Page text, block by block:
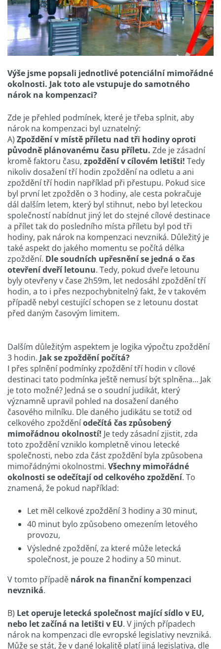
Výše jsme popsali jednotlivé potenciální mimořádné
okolnosti. Jak toto ale vstupuje do samotného
nárok na kompenzaci?
Zde je přehled podmínek, které je třeba splnit, aby
nárok na kompenzaci byl uznatelný:
A) Zpoždění v místě příletu nad tři hodiny oproti
původně plánovanému času příletu. Zde je zásadní
kromě faktoru času, zpoždění v cílovém letišti! Tedy
nikoliv dosažení tří hodin zpoždění na odletu a ani
zpoždění tří hodin například při přestupu. Pokud sice
byl první let zpožděn o 3 hodiny, ale cesta pokračuje
dál dalším letem, který byl stihnut, nebo byl leteckou
společností nabídnut jiný let do stejné cílové destinace
a přílet tak do posledního místa příletu byl pod tři
hodiny, pak nárok na kompenzaci nevzniká. Důležitý je
také aspekt do jakého momentu se počítá délka
zpoždění. Dle soudních upřesnění se jedná o čas
otevření dveří letounu. Tedy, pokud dveře letounu
byly otevřeny v čase 2h59m, let nedosáhl zpoždění tří
hodin, a to i přes nezpochybnitelný fakt, že v takovém
případě nebyl cestující schopen se z letounu dostat
před daným časovým limitem.
Dalším důležitým aspektem je logika výpočtu zpoždění
3 hodin. Jak se zpoždění počítá?
I přes splnění podmínky zpoždění tří hodin v cílové
destinaci tato podmínka ještě nemusí být splněna... Jak
je toto možné? Jedná se o soudní judikát, který
významně upravil pohled na dosažení daného
časového milníku. Dle daného judikátu se totiž od
celkového zpožděníodečítá čas způsobený
mimořádnou okolností! Je tedy zásadní zjistit, zda
toto zpoždění vzniklo kompletně vinou letecké
společnosti, nebo zda část zpoždění byla způsobena
mimořádnými okolnostmi. Všechny mimořádné
okolnosti se odečítají od celkového zpoždění. To
znamená, že pokud například:
Let měl celkové zpoždění 3 hodiny a 30 minut,
40 minut bylo způsobeno omezením letového
provozu,
Výsledné zpoždění, za které může letecká
společnost, je pouze 2 hodiny a 50 minut.
V tomto případě nárok na finanční kompenzaci
nevzniká.
B) Let operuje letecká společnost mající sídlo v EU,
nebo let začíná na letišti v EU. V jiných případech
nárok na kompenzaci dle evropské legislativy nevzniká.
Může se stát, že v dané lokalitě platí jiná legislativa, dle